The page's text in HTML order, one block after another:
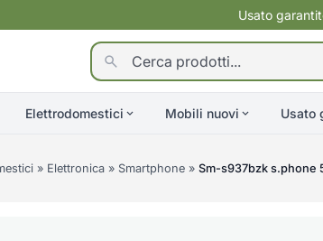
Usato
Elettrodomestici Mobili nuovi Usato
» Elettronica » Smartphone » Sm-s937bzk s.phone